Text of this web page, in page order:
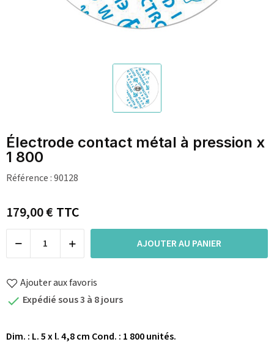
Électrode contact métal à pression x
1 800
Référence :90128
179,00 €TTC
AJOUTER AU PANIER
Ajouter aux favoris
 Expédié sous 3 à 8 jours
Dim. : L. 5 x l. 4,8 cm Cond. : 1 800 unités.